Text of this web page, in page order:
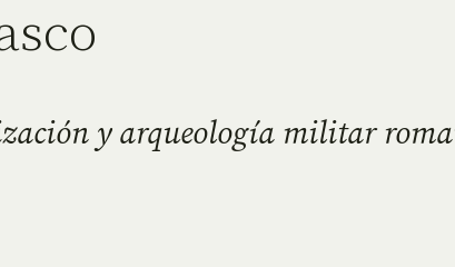
y arqueología militar